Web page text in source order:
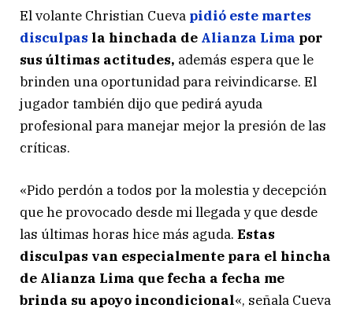
El volante Christian Cueva pidió este martes
disculpas la hinchada de Alianza Lima por
sus últimas actitudes, además espera que le
brinden una oportunidad para reivindicarse. El
jugador también dijo que pedirá ayuda
profesional para manejar mejor la presión de las
críticas.
«Pido perdón a todos por la molestia y decepción
que he provocado desde mi llegada y que desde
las últimas horas hice más aguda. Estas
disculpas van especialmente para el hincha
de Alianza Lima que fecha a fecha me
brinda su apoyo incondicional«, señala Cueva